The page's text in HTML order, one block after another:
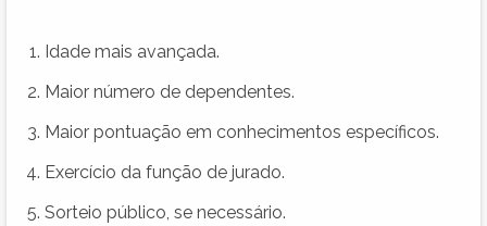
Idade mais avançada.
Maior número de dependentes.
Maior pontuação em conhecimentos específicos.
Exercício da função de jurado.
Sorteio público, se necessário.